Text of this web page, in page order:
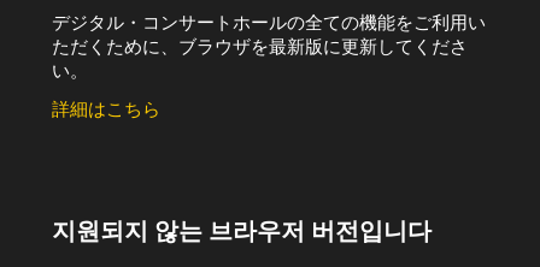
デジタル・コンサートホールの全ての機能をご利用い
ただくために、ブラウザを最新版に更新してくださ
い。
詳細はこちら
지원되지 않는 브라우저 버전입니다